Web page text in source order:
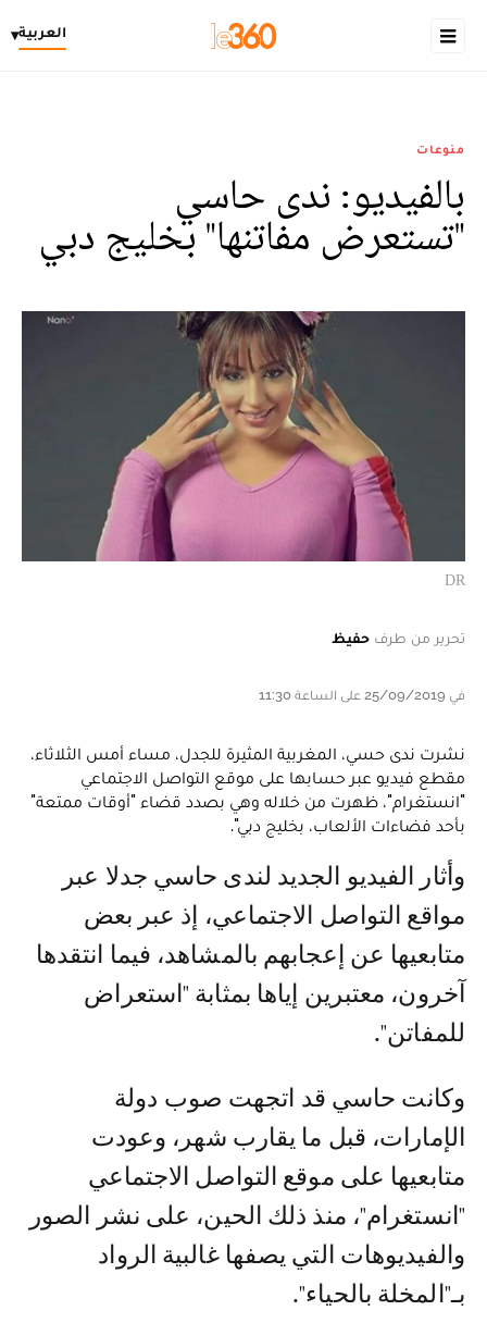
العربية▾
منوعات
بالفيديو: ندى حاسي
"تستعرض مفاتنها" بخليج دبي
DR
تحرير من طرف حفيظ
في 25/09/2019 على الساعة 11:30
نشرت ندى حسي، المغربية المثيرة للجدل، مساء أمس الثلاثاء،
مقطع فيديو عبر حسابها على موقع التواصل الاجتماعي
"انستغرام"، ظهرت من خلاله وهي بصدد قضاء "أوقات ممتعة"
بأحد فضاءات الألعاب، بخليج دبي".
وأثار الفيديو الجديد لندى حاسي جدلا عبر
مواقع التواصل الاجتماعي، إذ عبر بعض
متابعيها عن إعجابهم بالمشاهد، فيما انتقدها
آخرون، معتبرين إياها بمثابة "استعراض
للمفاتن".
وكانت حاسي قد اتجهت صوب دولة
الإمارات، قبل ما يقارب شهر، وعودت
متابعيها على موقع التواصل الاجتماعي
"انستغرام"، منذ ذلك الحين، على نشر الصور
والفيديوهات التي يصفها غالبية الرواد
بـ"المخلة بالحياء".